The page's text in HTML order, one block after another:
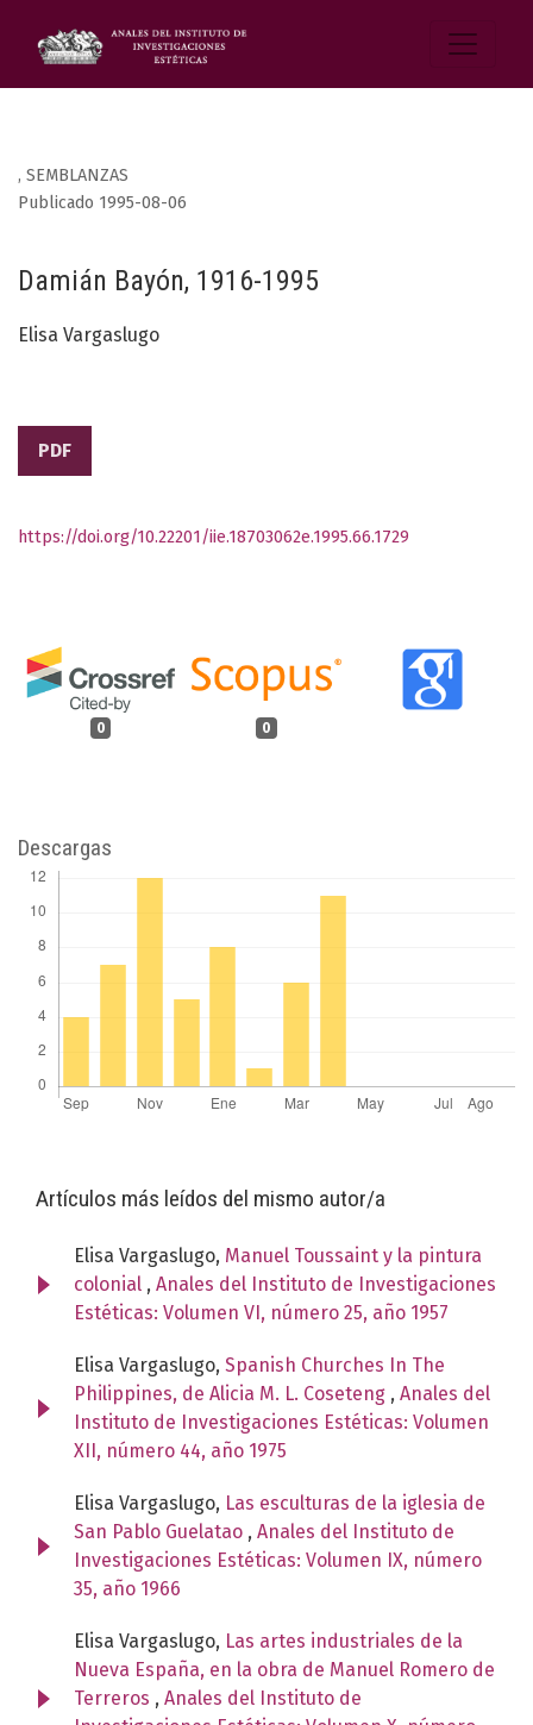
, SEMBLANZAS
Damián Bayón, 1916-1995
Publicado 1995-08-06
Elisa Vargaslugo
PDF
0 0
https://doi.org/10.22201/iie.18703062e.1995.66.1729
Descargas
Artículos más leídos del mismo autor/a
Elisa Vargaslugo, Manuel Toussaint y la pintura
colonial , Anales del Instituto de Investigaciones
Estéticas: Volumen VI, número 25, año 1957
Elisa Vargaslugo, Spanish Churches In The
Philippines, de Alicia M. L. Coseteng , Anales del
Instituto de Investigaciones Estéticas: Volumen
XII, número 44, año 1975
Elisa Vargaslugo, Las esculturas de la iglesia de
San Pablo Guelatao , Anales del Instituto de
Investigaciones Estéticas: Volumen IX, número
35, año 1966
Elisa Vargaslugo, Las artes industriales de la
Nueva España, en la obra de Manuel Romero de
Terreros , Anales del Instituto de